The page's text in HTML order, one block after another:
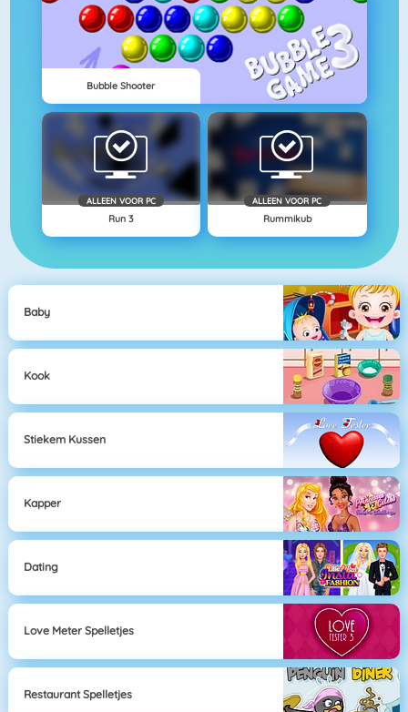
Bubble Shooter
ALLEEN VOOR PC
Run 3
ALLEEN VOOR PC
Rummikub
Baby
Kook
Stiekem Kussen
Kapper
Dating
Love Meter Spelletjes
Restaurant Spelletjes